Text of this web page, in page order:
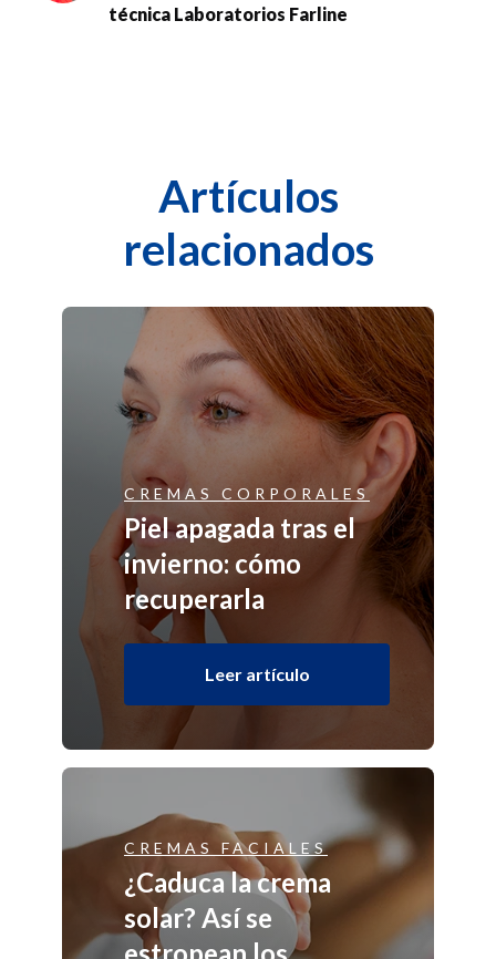
técnica Laboratorios Farline
Artículos
relacionados
CREMAS CORPORALES
Piel apagada tras el
invierno: cómo
recuperarla
Leer artículo
CREMAS FACIALES
¿Caduca la crema
solar? Así se